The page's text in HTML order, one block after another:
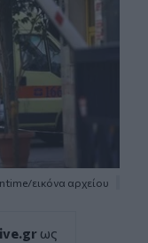
εικόνα αρχείου
ως